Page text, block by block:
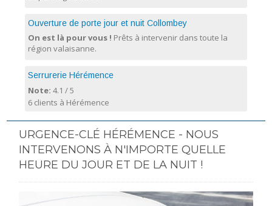
Ouverture de porte jour et nuit Collombey
On est là pour vous ! Prêts à intervenir dans toute la
région valaisanne.
Serrurerie Hérémence
Note: 4.1 /5
6 clients à Hérémence
URGENCE-CLÉ HÉRÉMENCE - NOUS
INTERVENONS À N'IMPORTE QUELLE
HEURE DU JOUR ET DE LA NUIT !